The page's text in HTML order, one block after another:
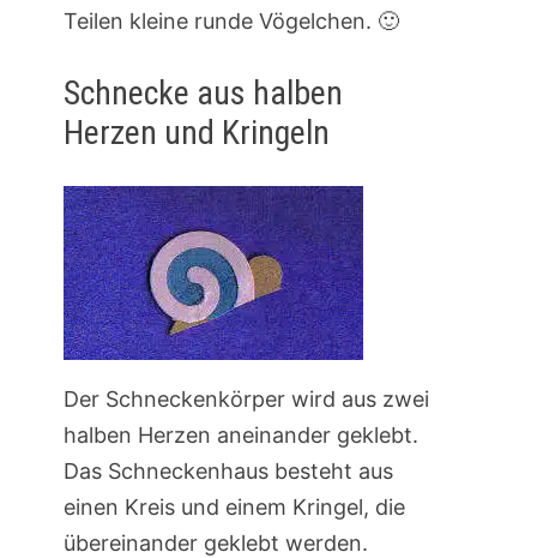
Teilen kleine runde Vögelchen. 🙂
Schnecke aus halben
Herzen und Kringeln
Der Schneckenkörper wird aus zwei
halben Herzen aneinander geklebt.
Das Schneckenhaus besteht aus
einen Kreis und einem Kringel, die
übereinander geklebt werden.